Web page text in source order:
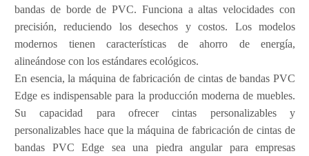
bandas de borde de PVC. Funciona a altas velocidades con
precisión, reduciendo los desechos y costos. Los modelos
modernos tienen características de ahorro de energía,
alineándose con los estándares ecológicos.
En esencia, la máquina de fabricación de cintas de bandas PVC
Edge es indispensable para la producción moderna de muebles.
Su capacidad para ofrecer cintas personalizables y
personalizables hace que la máquina de fabricación de cintas de
bandas PVC Edge sea una piedra angular para empresas